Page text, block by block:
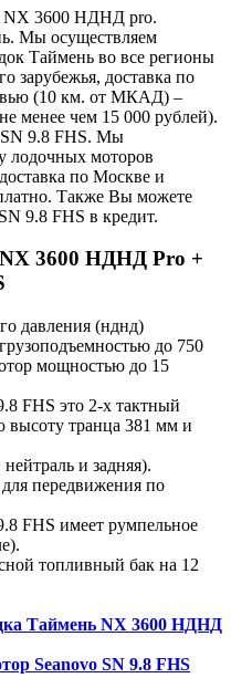
NX 3600 НДНД pro.
Мы осуществляем
Таймень во все регионы
зарубежья, доставка по
(10 км. от МКАД) –
менее чем 15 000 рублей).
SN 9.8 FHS. Мы
лодочных моторов
по Москве и
Также Вы можете
9.8 FHS в кредит.
3600 НДНД Pro +
давления (нднд)
до 750
мощностью до 15
FHS это 2-x тактный
высоту транца 381 мм и
и задняя).
передвижения по
FHS имеет румпельное
топливный бак на 12
Таймень NX 3600 НДНД
Seanovo SN 9.8 FHS